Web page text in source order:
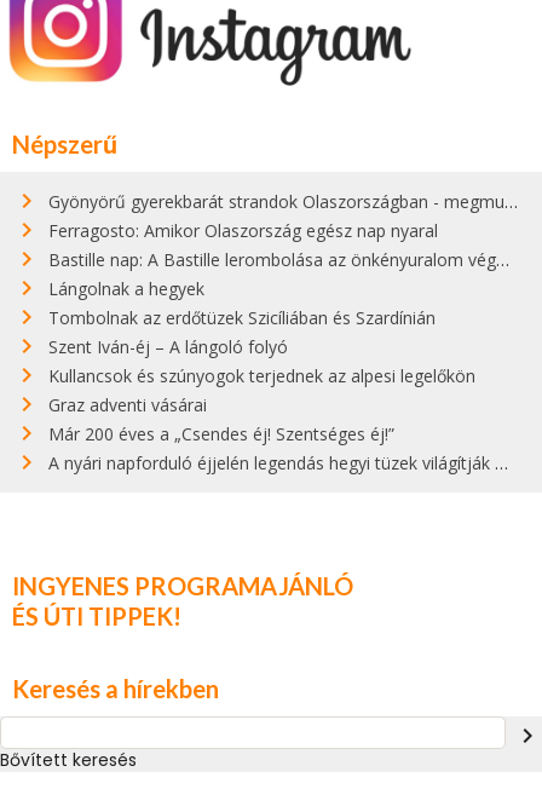
Népszerű
Gyönyörű gyerekbarát strandok Olaszországban - megmutatjuk a 15 legjobbat
Ferragosto: Amikor Olaszország egész nap nyaral
Bastille nap: A Bastille lerombolása az önkényuralom végét jelentette
Lángolnak a hegyek
Tombolnak az erdőtüzek Szicíliában és Szardínián
Szent Iván-éj – A lángoló folyó
Kullancsok és szúnyogok terjednek az alpesi legelőkön
Graz adventi vásárai
Már 200 éves a „Csendes éj! Szentséges éj!”
A nyári napforduló éjjelén legendás hegyi tüzek világítják meg Zugspitzét
INGYENES PROGRAMAJÁNLÓ
ÉS ÚTI TIPPEK!
Keresés a hírekben
navigate_next
Bővített keresés